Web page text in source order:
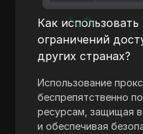
Rakuten
Reddit
Shopee
Shopify
Как
ограничений
других странах?
Использование
беспрепятственно
ресурсам, защищая
и обеспечивая